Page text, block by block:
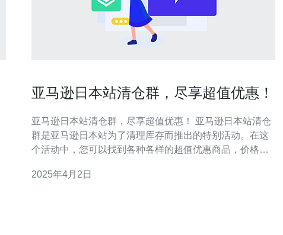
亚马逊日本站清仓群，尽享超值优惠！
亚马逊日本站清仓群，尽享超值优惠！ 亚马逊日本站清仓
群是亚马逊日本站为了清理库存而推出的特别活动。在这
个活动中，您可以找到各种各样的超值优惠商品，价格大
逊日本站清仓群有着丰富多样的商品种类，无论您是想购
2025年4月2日